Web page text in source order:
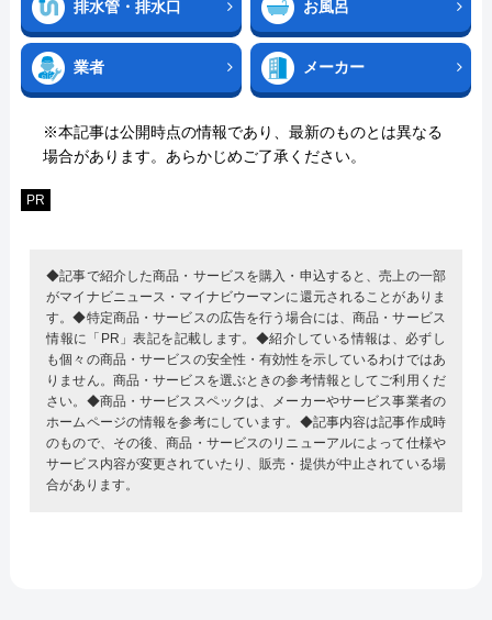
排水管・排水口 お風呂
業者 メーカー
※本記事は公開時点の情報であり、最新のものとは異なる
場合があります。あらかじめご了承ください。
PR
◆記事で紹介した商品・サービスを購入・申込すると、売上の一部
がマイナビニュース・マイナビウーマンに還元されることがありま
す。◆特定商品・サービスの広告を行う場合には、商品・サービス
情報に「PR」表記を記載します。◆紹介している情報は、必ずし
も個々の商品・サービスの安全性・有効性を示しているわけではあ
りません。商品・サービスを選ぶときの参考情報としてご利用くだ
さい。◆商品・サービススペックは、メーカーやサービス事業者の
ホームページの情報を参考にしています。◆記事内容は記事作成時
のもので、その後、商品・サービスのリニューアルによって仕様や
サービス内容が変更されていたり、販売・提供が中止されている場
合があります。